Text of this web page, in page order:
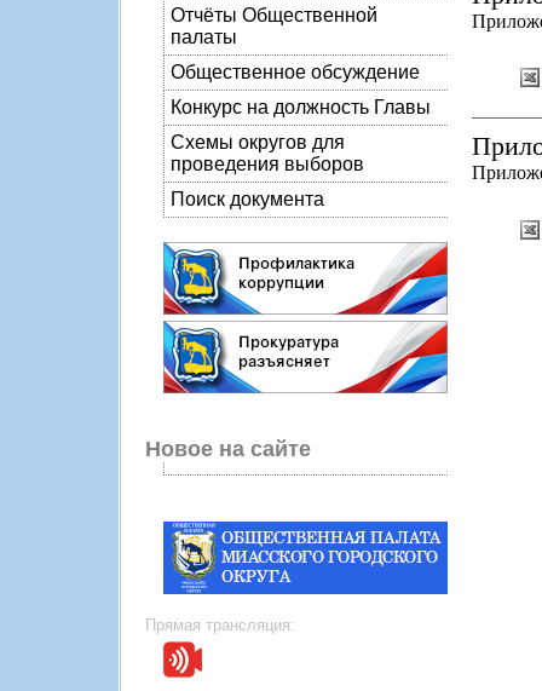
Отчёты Общественной
палаты
Общественное обсуждение
Конкурс на должность Главы
Схемы округов для
проведения выборов
Поиск документа
Новое на сайте
Прямая трансляция: